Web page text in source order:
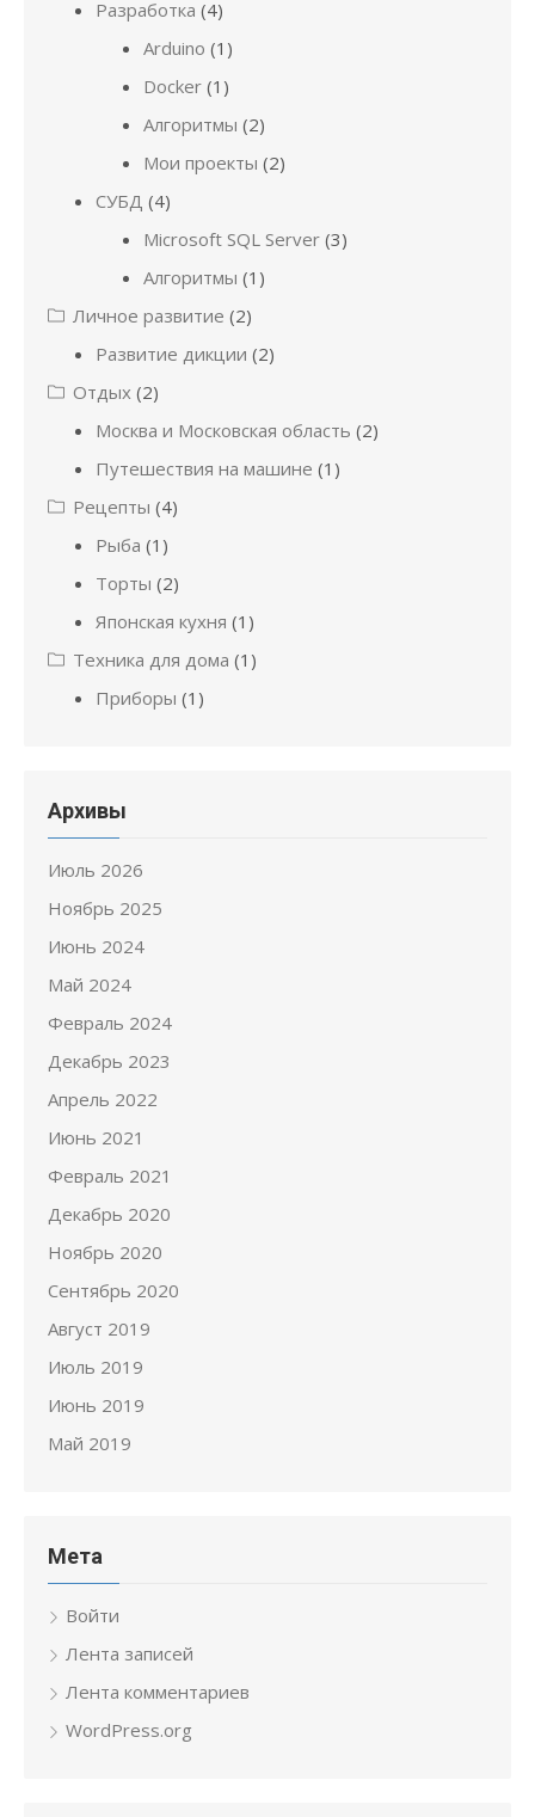
Разработка (4)
Arduino (1)
Docker (1)
Алгоритмы (2)
Мои проекты (2)
СУБД (4)
Microsoft SQL Server (3)
Алгоритмы (1)
Личное развитие (2)
Развитие дикции (2)
Отдых (2)
Москва и Московская область (2)
Путешествия на машине (1)
Рецепты (4)
Рыба (1)
Торты (2)
Японская кухня (1)
Техника для дома (1)
Приборы (1)
Архивы
Июль 2026
Ноябрь 2025
Июнь 2024
Май 2024
Февраль 2024
Декабрь 2023
Апрель 2022
Июнь 2021
Февраль 2021
Декабрь 2020
Ноябрь 2020
Сентябрь 2020
Август 2019
Июль 2019
Июнь 2019
Май 2019
Мета
Войти
Лента записей
Лента комментариев
WordPress.org